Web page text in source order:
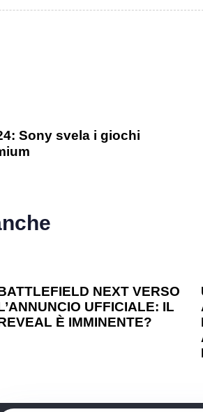
Sony svela i giochi
NEXT VERSO
UFFICIALE: IL
È IMMINENTE?